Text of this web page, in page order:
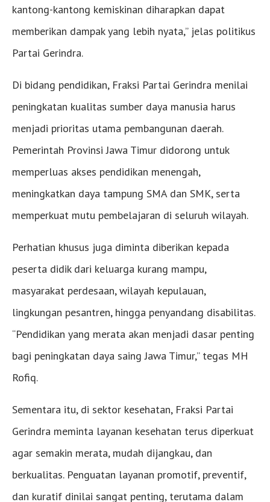
kantong-kantong kemiskinan diharapkan dapat
memberikan dampak yang lebih nyata,” jelas politikus
Partai Gerindra.
Di bidang pendidikan, Fraksi Partai Gerindra menilai
peningkatan kualitas sumber daya manusia harus
menjadi prioritas utama pembangunan daerah.
Pemerintah Provinsi Jawa Timur didorong untuk
memperluas akses pendidikan menengah,
meningkatkan daya tampung SMA dan SMK, serta
memperkuat mutu pembelajaran di seluruh wilayah.
Perhatian khusus juga diminta diberikan kepada
peserta didik dari keluarga kurang mampu,
masyarakat perdesaan, wilayah kepulauan,
lingkungan pesantren, hingga penyandang disabilitas.
“Pendidikan yang merata akan menjadi dasar penting
bagi peningkatan daya saing Jawa Timur,” tegas MH
Rofiq.
Sementara itu, di sektor kesehatan, Fraksi Partai
Gerindra meminta layanan kesehatan terus diperkuat
agar semakin merata, mudah dijangkau, dan
berkualitas. Penguatan layanan promotif, preventif,
dan kuratif dinilai sangat penting, terutama dalam